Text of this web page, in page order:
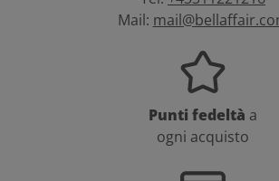
Mail:
Punti fedeltà a
ogni acquisto